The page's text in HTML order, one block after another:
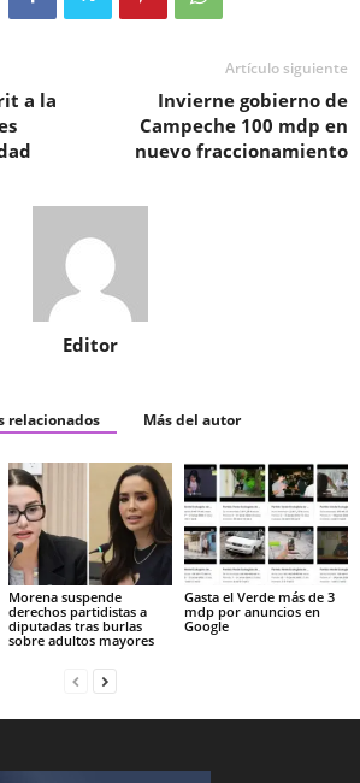
a la
Artículo siguiente
Invierne gobierno de
Campeche 100 mdp en
nuevo fraccionamiento
Editor
relacionados Más del autor
Morena suspende
derechos partidistas a
diputadas tras burlas
sobre adultos mayores
Gasta el Verde más de 3
mdp por anuncios en
Google